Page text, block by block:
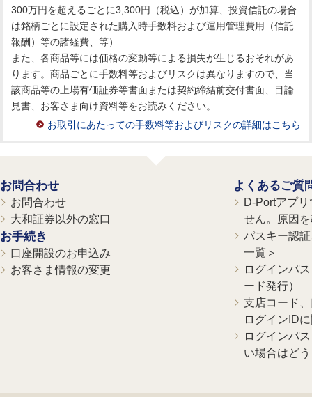
300万円を超えるごとに3,300円（税込）が加算、投資信託の場合
は銘柄ごとに設定された購入時手数料および運用管理費用（信託
報酬）等の諸経費、等）
また、各商品等には価格の変動等による損失が生じるおそれがあ
ります。商品ごとに手数料等およびリスクは異なりますので、当
該商品等の上場有価証券等書面または契約締結前交付書面、目論
見書、お客さま向け資料等をお読みください。
お取引にあたっての手数料等およびリスクの詳細はこちら
お問合わせ
お問合わせ
大和証券以外の窓口
お手続き
口座開設のお申込み
お客さま情報の変更
よくあるご質
D-Portアプ
せん。原因
パスキー認
一覧＞
ログインパ
ード発行）
支店コード
ログインID
ログインパ
い場合はど